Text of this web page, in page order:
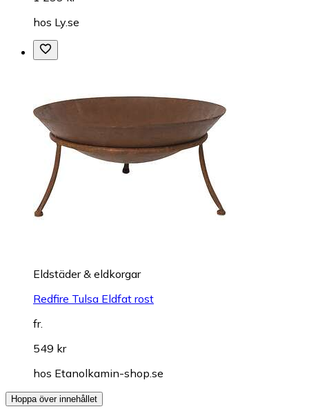
hos Ly.se
Eldstäder & eldkorgar
Redfire Tulsa Eldfat rost
fr.
549 kr
hos Etanolkamin-shop.se
Hoppa över innehållet